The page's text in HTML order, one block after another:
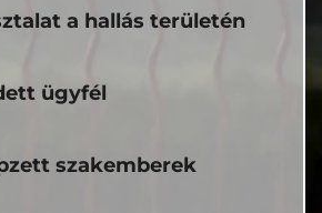
a hallás területén
ügyfél
szakemberek